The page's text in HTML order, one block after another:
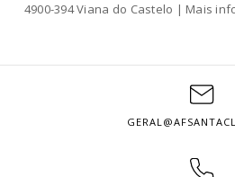
4900-394 Viana do Castelo | Mais